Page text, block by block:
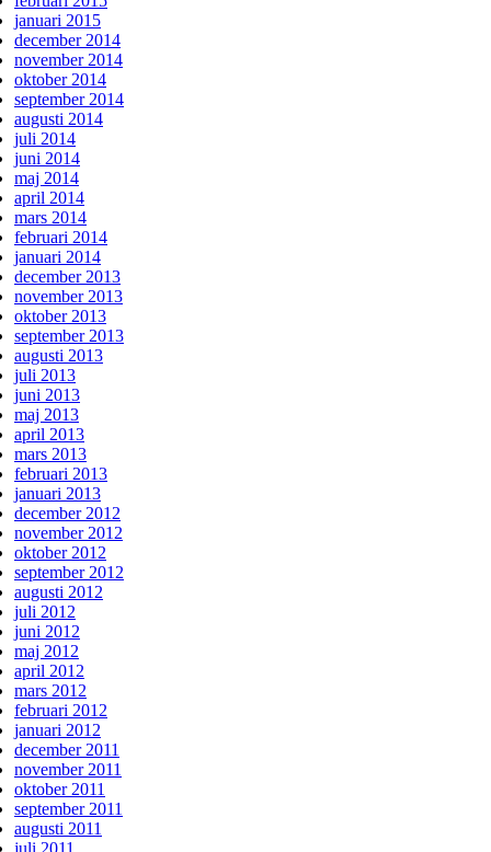
januari 2015
december 2014
november 2014
oktober 2014
september 2014
augusti 2014
juli 2014
juni 2014
maj 2014
april 2014
mars 2014
februari 2014
januari 2014
december 2013
november 2013
oktober 2013
september 2013
augusti 2013
juli 2013
juni 2013
maj 2013
april 2013
mars 2013
februari 2013
januari 2013
december 2012
november 2012
oktober 2012
september 2012
augusti 2012
juli 2012
juni 2012
maj 2012
april 2012
mars 2012
februari 2012
januari 2012
december 2011
november 2011
oktober 2011
september 2011
augusti 2011
juli 2011